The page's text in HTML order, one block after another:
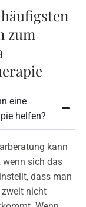
zum
eine
helfen?
kann
wenn sich das
dass man
zweit nicht